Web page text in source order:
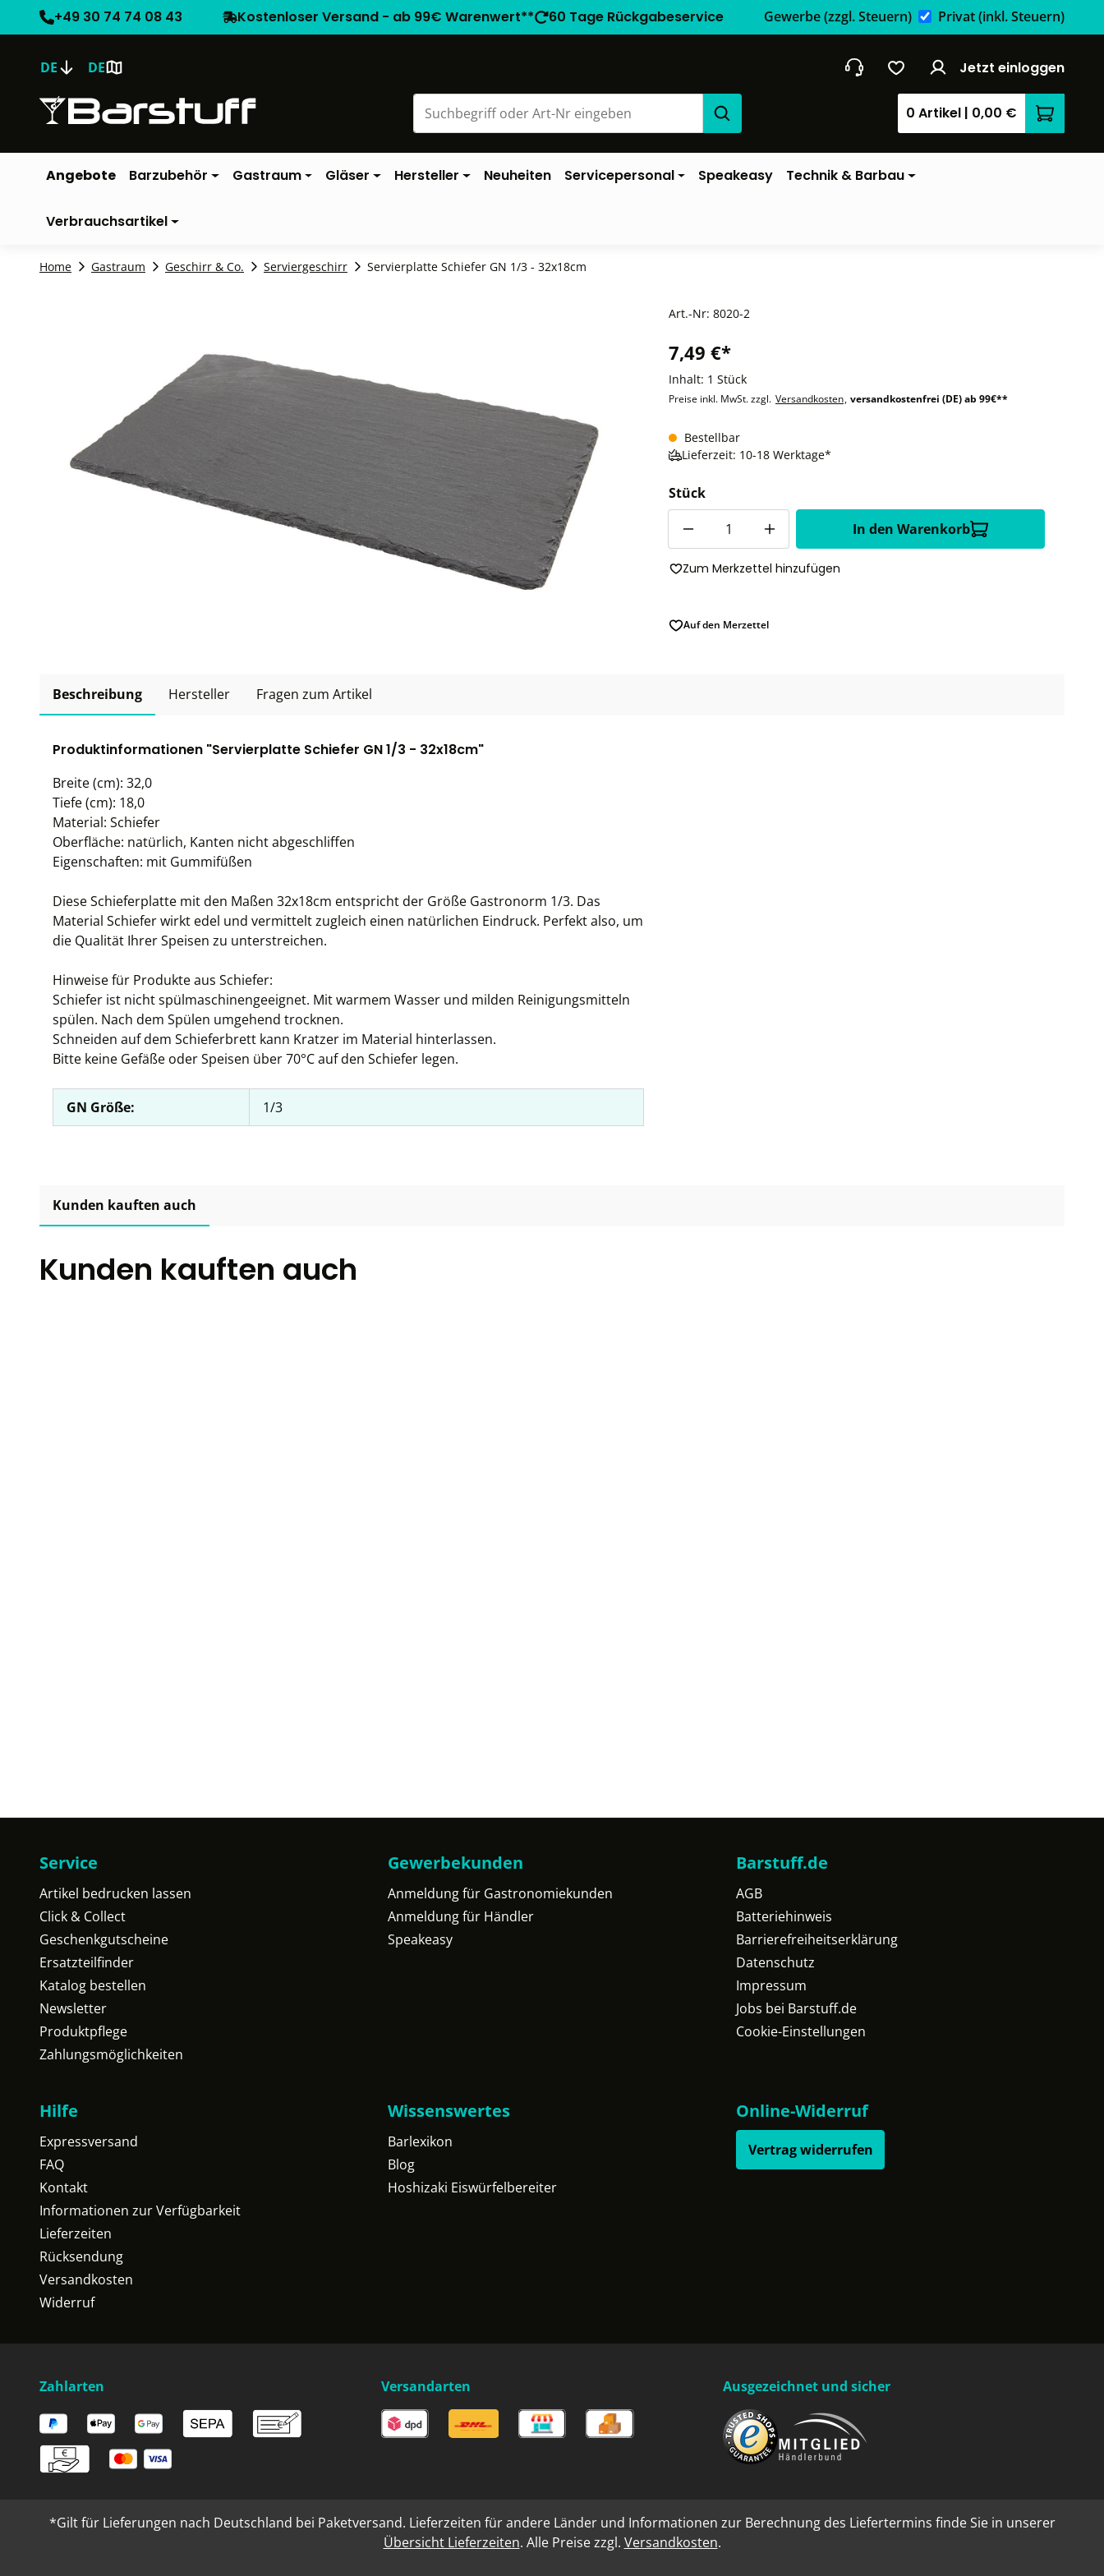
+49 30 74 74 08 43 Kostenloser Versand - ab 99€ Warenwert** 60 Tage Rückgabeservice Gewerbe(zzgl. Steuern) Privat(inkl. Steuern)
DE DE Jetzt einloggen
0 Artikel | 0,00 €
Angebote Barzubehör Gastraum Gläser Hersteller Neuheiten Servicepersonal Speakeasy Technik & Barbau
Verbrauchsartikel
Home Gastraum Geschirr & Co. Serviergeschirr Servierplatte Schiefer GN 1/3 - 32x18cm
Art.-Nr: 8020-2
7,49 €*
Inhalt: 1 Stück
Preise inkl. MwSt. zzgl. Versandkosten, versandkostenfrei (DE) ab 99€**
Bestellbar
Lieferzeit: 10-18 Werktage*
Stück
In den Warenkorb
Zum Merkzettel hinzufügen
Auf den Merzettel
Beschreibung Hersteller Fragen zum Artikel
Produktinformationen "Servierplatte Schiefer GN 1/3 - 32x18cm"
Breite (cm): 32,0
Tiefe (cm): 18,0
Material: Schiefer
Oberfläche: natürlich, Kanten nicht abgeschliffen
Eigenschaften: mit Gummifüßen
Diese Schieferplatte mit den Maßen 32x18cm entspricht der Größe Gastronorm 1/3. Das
Material Schiefer wirkt edel und vermittelt zugleich einen natürlichen Eindruck. Perfekt also, um
die Qualität Ihrer Speisen zu unterstreichen.
Hinweise für Produkte aus Schiefer:
Schiefer ist nicht spülmaschinengeeignet. Mit warmem Wasser und milden Reinigungsmitteln
spülen. Nach dem Spülen umgehend trocknen.
Schneiden auf dem Schieferbrett kann Kratzer im Material hinterlassen.
Bitte keine Gefäße oder Speisen über 70°C auf den Schiefer legen.
GN Größe: 1/3
Kunden kauften auch
Kunden kauften auch
Service
Artikel bedrucken lassen
Click & Collect
Geschenkgutscheine
Ersatzteilfinder
Katalog bestellen
Newsletter
Produktpflege
Zahlungsmöglichkeiten
Gewerbekunden
Anmeldung für Gastronomiekunden
Anmeldung für Händler
Speakeasy
Barstuff.de
AGB
Batteriehinweis
Barrierefreiheitserklärung
Datenschutz
Impressum
Jobs bei Barstuff.de
Cookie-Einstellungen
Hilfe
Expressversand
FAQ
Kontakt
Informationen zur Verfügbarkeit
Lieferzeiten
Rücksendung
Versandkosten
Widerruf
Wissenswertes
Barlexikon
Blog
Hoshizaki Eiswürfelbereiter
Online-Widerruf
Vertrag widerrufen
Zahlarten Versandarten Ausgezeichnet und sicher
*Gilt für Lieferungen nach Deutschland bei Paketversand. Lieferzeiten für andere Länder und Informationen zur Berechnung des Liefertermins finde Sie in unserer
Übersicht Lieferzeiten. Alle Preise zzgl. Versandkosten.